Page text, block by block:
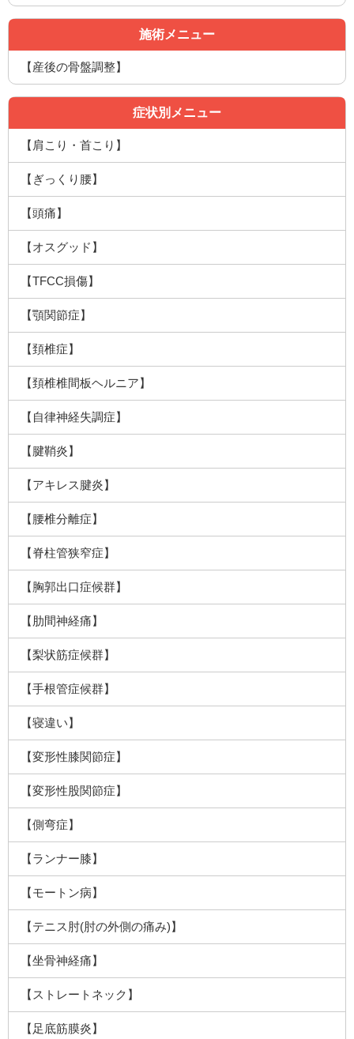
施術メニュー
【産後の骨盤調整】
症状別メニュー
【肩こり・首こり】
【ぎっくり腰】
【頭痛】
【オスグッド】
【TFCC損傷】
【顎関節症】
【頚椎症】
【頚椎椎間板ヘルニア】
【自律神経失調症】
【腱鞘炎】
【アキレス腱炎】
【腰椎分離症】
【脊柱管狭窄症】
【胸郭出口症候群】
【肋間神経痛】
【梨状筋症候群】
【手根管症候群】
【寝違い】
【変形性膝関節症】
【変形性股関節症】
【側弯症】
【ランナー膝】
【モートン病】
【テニス肘(肘の外側の痛み)】
【坐骨神経痛】
【ストレートネック】
【足底筋膜炎】